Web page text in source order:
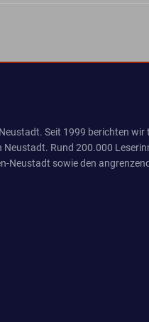
Seit 1999 berichten
Rund 200.000
Neustadt sowie den